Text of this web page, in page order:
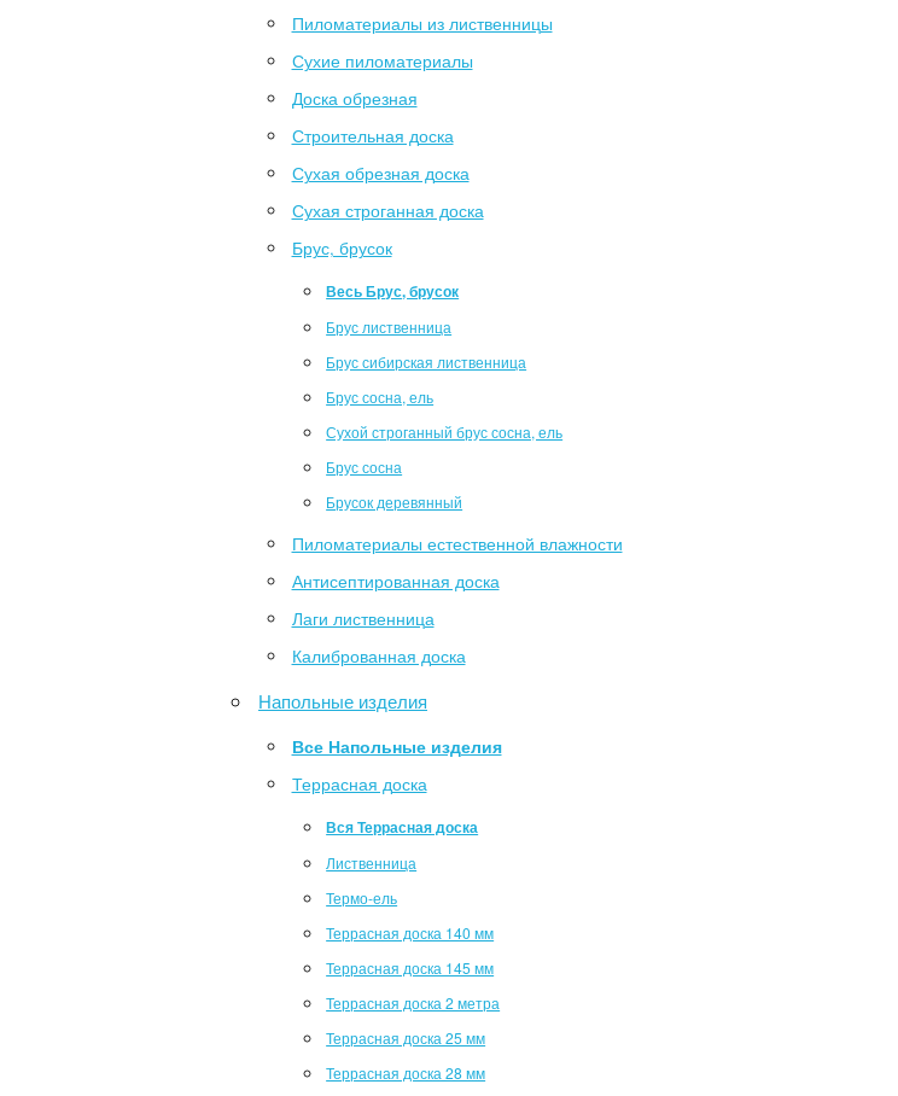
Пиломатериалы из лиственницы
Сухие пиломатериалы
Доска обрезная
Строительная доска
Сухая обрезная доска
Сухая строганная доска
Брус, брусок
Весь Брус, брусок
Брус лиственница
Брус сибирская лиственница
Брус сосна, ель
Сухой строганный брус сосна, ель
Брус сосна
Брусок деревянный
Пиломатериалы естественной влажности
Антисептированная доска
Лаги лиственница
Калиброванная доска
Напольные изделия
Все Напольные изделия
Террасная доска
Вся Террасная доска
Лиственница
Термо-ель
Террасная доска 140 мм
Террасная доска 145 мм
Террасная доска 2 метра
Террасная доска 25 мм
Террасная доска 28 мм